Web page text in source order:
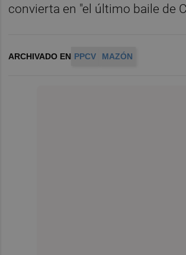
convierta en "el último baile de
ARCHIVADO EN PPCV MAZÓN